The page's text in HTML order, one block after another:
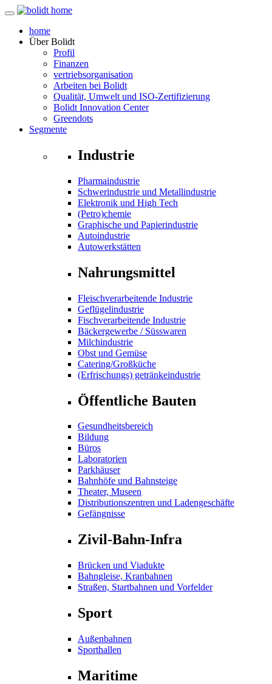
home
ÜberBolidt
Profil
Finanzen
vertriebsorganisation
Arbeiten bei Bolidt
Qualität, Umwelt und ISO-Zertifizierung
Bolidt Innovation Center
Greendots
Segmente
Industrie
Pharmaindustrie
Schwerindustrie und Metallindustrie
Elektronik und High Tech
(Petro)chemie
Graphische und Papierindustrie
Autoindustrie
Autowerkstätten
Nahrungsmittel
Fleischverarbeitende Industrie
Geflügelindustrie
Fischverarbeitende Industrie
Bäckergewerbe / Süsswaren
Milchindustrie
Obst und Gemüse
Catering/Großküche
(Erfrischungs) getränkeindustrie
Öffentliche Bauten
Gesundheitsbereich
Bildung
Büros
Laboratorien
Parkhäuser
Bahnhöfe und Bahnsteige
Theater, Museen
Distributionszentren und Ladengeschäfte
Gefängnisse
Zivil-Bahn-Infra
Brücken und Viadukte
Bahngleise, Kranbahnen
Straßen, Startbahnen und Vorfelder
Sport
Außenbahnen
Sporthallen
Maritime